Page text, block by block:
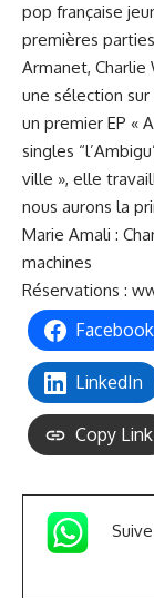
pop française
premières
Armanet, Charlie
une sélection sur
un premier EP «
singles
ville », elle
nous aurons la
Marie Amali :
machines
Réservations :
Facebook
LinkedIn
Copy Link